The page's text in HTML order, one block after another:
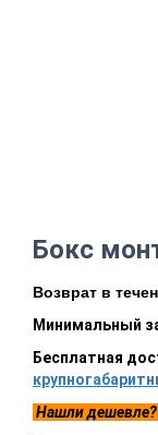
Бокс
Возврат в
Минимальный
Бесплатная
Нашли